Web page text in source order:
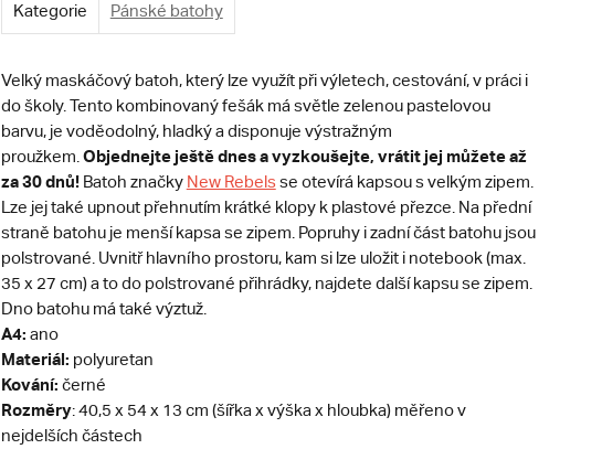
Kategorie Pánské batohy
Velký maskáčový batoh, který lze využít při výletech, cestování, v práci i
do školy. Tento kombinovaný fešák má světle zelenou pastelovou
barvu, je voděodolný, hladký a disponuje výstražným
proužkem. Objednejte ještě dnes a vyzkoušejte, vrátit jej můžete až
za 30 dnů! Batoh značky New Rebels se otevírá kapsou s velkým zipem.
Lze jej také upnout přehnutím krátké klopy k plastové přezce. Na přední
straně batohu je menší kapsa se zipem. Popruhy i zadní část batohu jsou
polstrované. Uvnitř hlavního prostoru, kam si lze uložit i notebook (max.
35 x 27 cm) a to do polstrované přihrádky, najdete další kapsu se zipem.
Dno batohu má také výztuž.
A4: ano
Materiál: polyuretan
Kování: černé
Rozměry: 40,5 x 54 x 13 cm (šířka x výška x hloubka) měřeno v
nejdelších částech